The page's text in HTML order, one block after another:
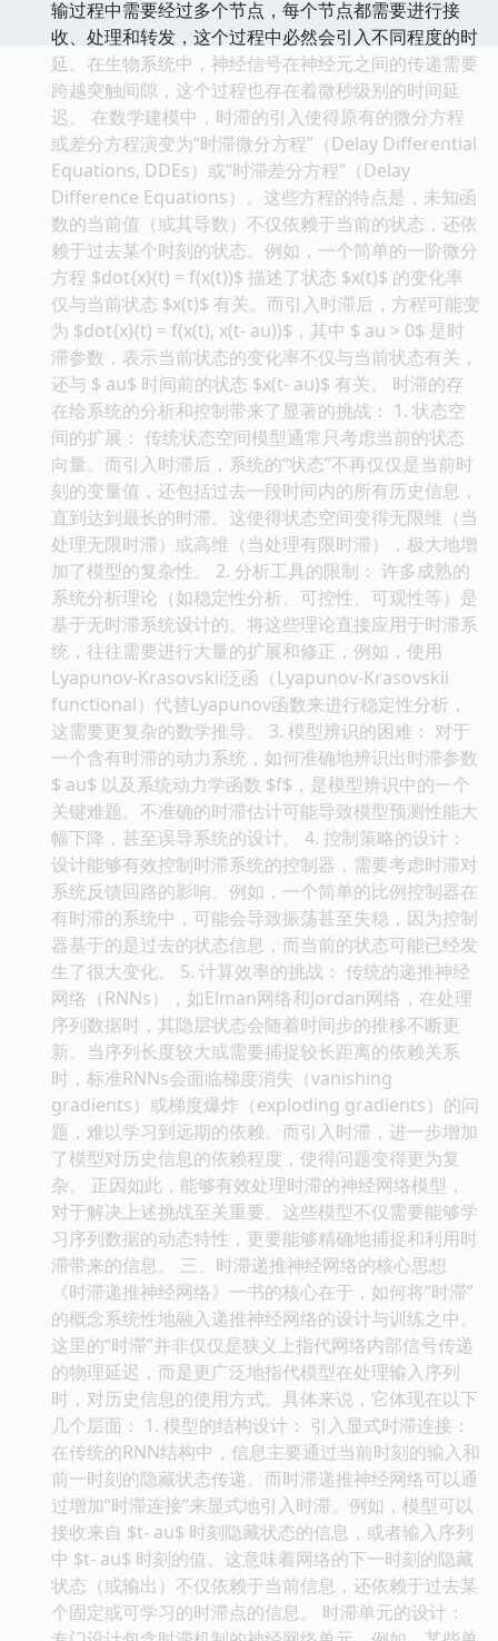
输过程中需要经过多个节点，每个节点都需要进行接
收、处理和转发，这个过程中必然会引入不同程度的时
延。在生物系统中，神经信号在神经元之间的传递需要
跨越突触间隙，这个过程也存在着微秒级别的时间延
迟。 在数学建模中，时滞的引入使得原有的微分方程
或差分方程演变为“时滞微分方程”（Delay Differential
Equations, DDEs）或“时滞差分方程”（Delay
Difference Equations）。这些方程的特点是，未知函
数的当前值（或其导数）不仅依赖于当前的状态，还依
赖于过去某个时刻的状态。例如，一个简单的一阶微分
方程 $dot{x}(t) = f(x(t))$ 描述了状态 $x(t)$ 的变化率
仅与当前状态 $x(t)$ 有关。而引入时滞后，方程可能变
为 $dot{x}(t) = f(x(t), x(t- au))$，其中 $ au > 0$ 是时
滞参数，表示当前状态的变化率不仅与当前状态有关，
还与 $ au$ 时间前的状态 $x(t- au)$ 有关。 时滞的存
在给系统的分析和控制带来了显著的挑战： 1. 状态空
间的扩展： 传统状态空间模型通常只考虑当前的状态
向量。而引入时滞后，系统的“状态”不再仅仅是当前时
刻的变量值，还包括过去一段时间内的所有历史信息，
直到达到最长的时滞。这使得状态空间变得无限维（当
处理无限时滞）或高维（当处理有限时滞），极大地增
加了模型的复杂性。 2. 分析工具的限制： 许多成熟的
系统分析理论（如稳定性分析、可控性、可观性等）是
基于无时滞系统设计的。将这些理论直接应用于时滞系
统，往往需要进行大量的扩展和修正，例如，使用
Lyapunov-Krasovskii泛函（Lyapunov-Krasovskii
functional）代替Lyapunov函数来进行稳定性分析，
这需要更复杂的数学推导。 3. 模型辨识的困难： 对于
一个含有时滞的动力系统，如何准确地辨识出时滞参数
$ au$ 以及系统动力学函数 $f$，是模型辨识中的一个
关键难题。不准确的时滞估计可能导致模型预测性能大
幅下降，甚至误导系统的设计。 4. 控制策略的设计：
设计能够有效控制时滞系统的控制器，需要考虑时滞对
系统反馈回路的影响。例如，一个简单的比例控制器在
有时滞的系统中，可能会导致振荡甚至失稳，因为控制
器基于的是过去的状态信息，而当前的状态可能已经发
生了很大变化。 5. 计算效率的挑战： 传统的递推神经
网络（RNNs），如Elman网络和Jordan网络，在处理
序列数据时，其隐层状态会随着时间步的推移不断更
新。当序列长度较大或需要捕捉较长距离的依赖关系
时，标准RNNs会面临梯度消失（vanishing
gradients）或梯度爆炸（exploding gradients）的问
题，难以学习到远期的依赖。而引入时滞，进一步增加
了模型对历史信息的依赖程度，使得问题变得更为复
杂。 正因如此，能够有效处理时滞的神经网络模型，
对于解决上述挑战至关重要。这些模型不仅需要能够学
习序列数据的动态特性，更要能够精确地捕捉和利用时
滞带来的信息。 三、时滞递推神经网络的核心思想
《时滞递推神经网络》一书的核心在于，如何将“时滞”
的概念系统性地融入递推神经网络的设计与训练之中。
这里的“时滞”并非仅仅是狭义上指代网络内部信号传递
的物理延迟，而是更广泛地指代模型在处理输入序列
时，对历史信息的使用方式。具体来说，它体现在以下
几个层面： 1. 模型的结构设计： 引入显式时滞连接：
在传统的RNN结构中，信息主要通过当前时刻的输入和
前一时刻的隐藏状态传递。而时滞递推神经网络可以通
过增加“时滞连接”来显式地引入时滞。例如，模型可以
接收来自 $t- au$ 时刻隐藏状态的信息，或者输入序列
中 $t- au$ 时刻的值。这意味着网络的下一时刻的隐藏
状态（或输出）不仅依赖于当前信息，还依赖于过去某
个固定或可学习的时滞点的信息。 时滞单元的设计：